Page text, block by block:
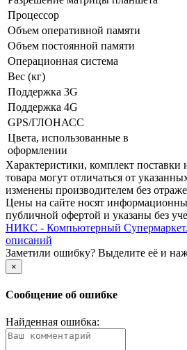
Процессор
Объем оперативной памяти
Объем постоянной памяти
Операционная система
Вес (кг)
Поддержка 3G
Поддержка 4G
GPS/ГЛОНАСС
Цвета, использованные в
оформлении
Xарактеристики, комплект
товара могут отличаться от
изменены производителем без
Цены на сайте носят
публичной офертой и указаны без
НИКС - Компьютерный
описаний
Заметили ошибку? Выделите её и
×
Сообщение об ошибке
Найденная ошибка: